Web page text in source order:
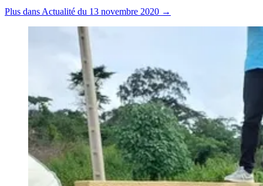
Plus dans Actualité du 13 novembre 2020 →